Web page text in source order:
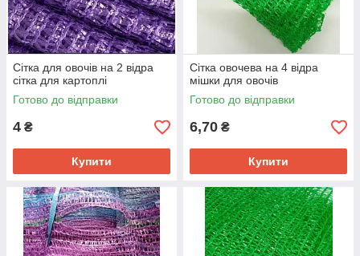
Сітка для овочів на 2 відра
сітка для картоплі
Готово до відправки
4 ₴
Купити
Сітка овочева на 4 відра
мішки для овочів
Готово до відправки
6,70 ₴
Купити